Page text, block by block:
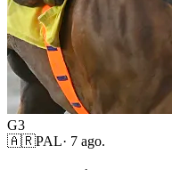
G3
🇦🇷PAL· 7 ago.